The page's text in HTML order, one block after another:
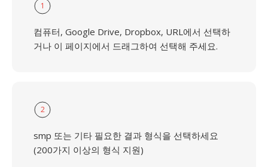
1
컴퓨터, Google Drive, Dropbox, URL에서 선택하
거나 이 페이지에서 드래그하여 선택해 주세요.
2
smp 또는 기타 필요한 결과 형식을 선택하세요
(200가지 이상의 형식 지원)